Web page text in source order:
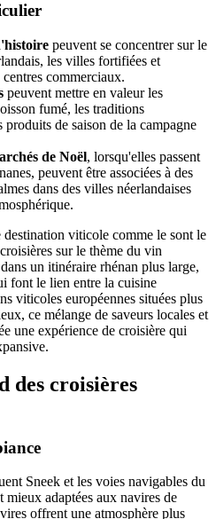
peuvent se concentrer sur le
les villes fortifiées et
commerciaux.
peuvent mettre en valeur les
fumé, les traditions
produits de saison de la campagne
de Noël, lorsqu'elles passent
peuvent être associées à des
dans des villes néerlandaises
viticole comme le sont le
sur le thème du vin
un itinéraire rhénan plus large,
font le lien entre la cuisine
viticoles européennes situées plus
ce mélange de saveurs locales et
une expérience de croisière qui
des croisières
Sneek et les voies navigables du
mieux adaptées aux navires de
offrent une atmosphère plus